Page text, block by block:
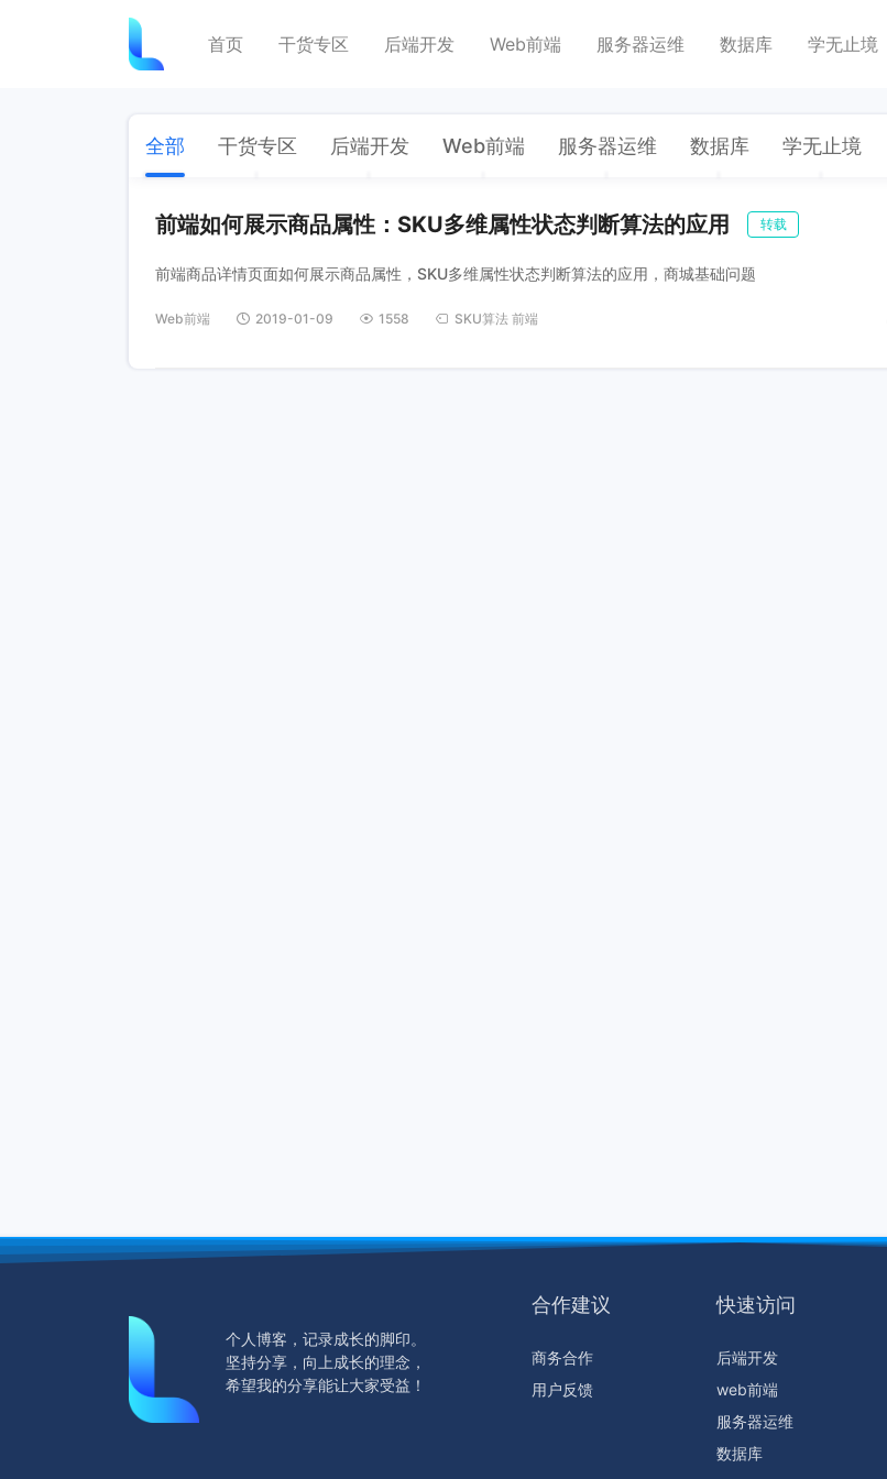
首页 干货专区 后端开发 Web前端 服务器运维 数据库 学无止境
全部 干货专区 后端开发 Web前端 服务器运维 数据库 学无止境
前端如何展示商品属性：SKU多维属性状态判断算法的应用 转载
前端商品详情页面如何展示商品属性，SKU多维属性状态判断算法的应用，商城基础问题
Web前端 2019-01-09 1558 SKU算法 前端
个人博客，记录成长的脚印。
坚持分享，向上成长的理念，
希望我的分享能让大家受益！
合作建议
商务合作
用户反馈
快速访问
后端开发
web前端
服务器运维
数据库